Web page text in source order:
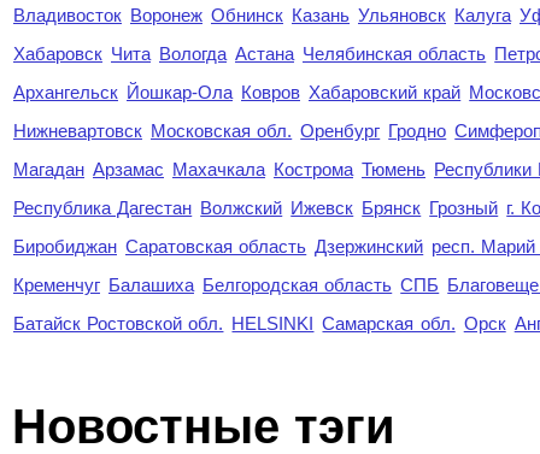
Владивосток Воронеж Обнинск Казань Ульяновск Калуга
Хабаровск Чита Вологда Астана Челябинская область
Архангельск Йошкар-Ола Ковров Хабаровский край
Нижневартовск Московская обл. Оренбург Гродно
Магадан Арзамас Махачкала Кострома Тюмень Республики
Республика Дагестан Волжский Ижевск Брянск Грозный г.
Биробиджан Саратовская область Дзержинский респ.
Кременчуг Балашиха Белгородская область СПБ
Батайск Ростовской обл. HELSINKI Самарская обл. Орск
Новостные тэги